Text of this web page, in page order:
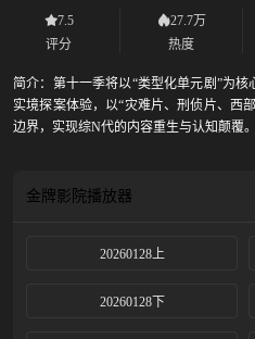
7.5
评分
27.7万
热度
简介： 第十一季将以“类型化单元剧”为
实境探案体验，以“灾难片、刑侦片、西
边界，实现综N代的内容重生与认知颠覆。
金牌影院播放器
20260128上
20260128下